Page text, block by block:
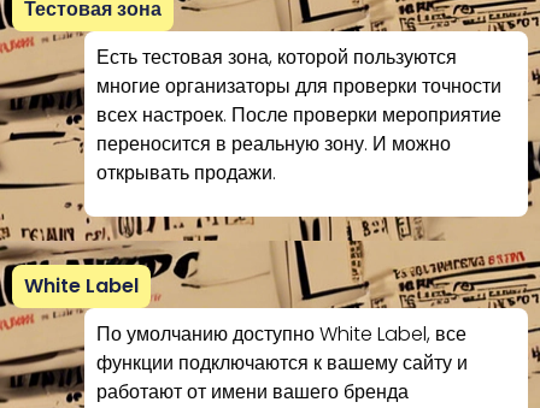
Тестовая зона
Есть тестовая зона, которой пользуются
многие организаторы для проверки точности
всех настроек. После проверки мероприятие
переносится в реальную зону. И можно
открывать продажи.
White Label
По умолчанию доступно White Label, все
функции подключаются к вашему сайту и
работают от имени вашего бренда